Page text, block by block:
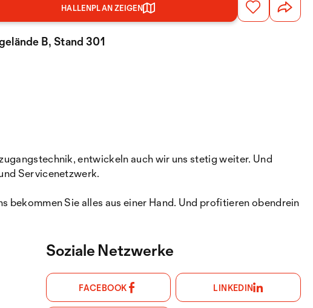
HALLENPLAN ZEIGEN
B, Stand 301
entwickeln auch wir uns stetig weiter. Und
Servicenetzwerk.
bekommen Sie alles aus einer Hand. Und profitieren obendrein
Soziale Netzwerke
FACEBOOK LINKEDIN